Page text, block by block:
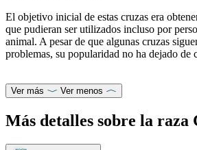
El objetivo inicial de estas cruzas era
que pudieran ser utilizados incluso por
animal. A pesar de que algunas cruzas
problemas, su popularidad no ha dejado de
Ver más Ver menos
Más detalles sobre la raza